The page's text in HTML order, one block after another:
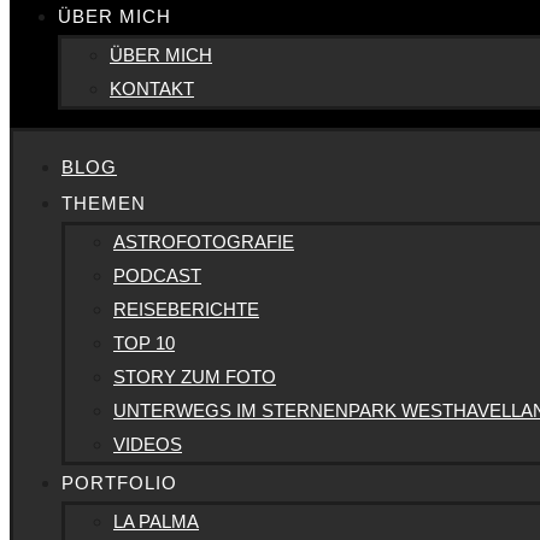
ÜBER MICH
ÜBER MICH
KONTAKT
BLOG
THEMEN
ASTROFOTOGRAFIE
PODCAST
REISEBERICHTE
TOP 10
STORY ZUM FOTO
UNTERWEGS IM STERNENPARK
VIDEOS
PORTFOLIO
LA PALMA